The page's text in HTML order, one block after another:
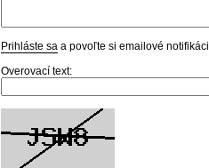
Prihláste sa a povoľte si emailové
Overovací text: